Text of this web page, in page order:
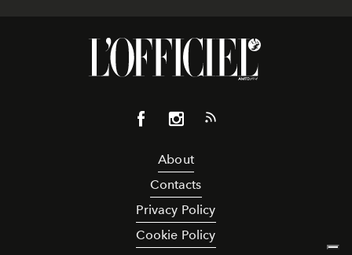
About
Contacts
Privacy Policy
Cookie Policy